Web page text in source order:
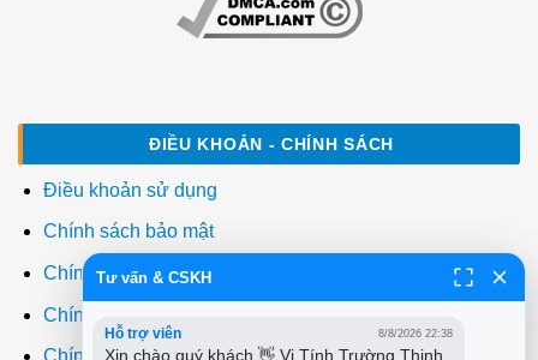
ĐIỀU KHOẢN - CHÍNH SÁCH
Điều khoản sử dụng
Chính sách bảo mật
Chính sách thanh toán
Chính sách giao hàng
Chính sách đổi trả
Tư vấn & CSKH
Hỗ trợ viên 8/8/2026 22:38
Xin chào quý khách 👋 Vi Tính Trường Thịnh